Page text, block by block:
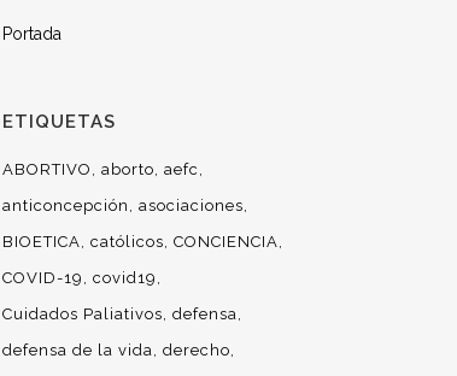
Portada
ETIQUETAS
ABORTIVO aborto aefc
anticoncepción
asociaciones
BIOETICA católicos CONCIENCIA
COVID-19
covid19
Cuidados Paliativos defensa
defensa de la vida derecho